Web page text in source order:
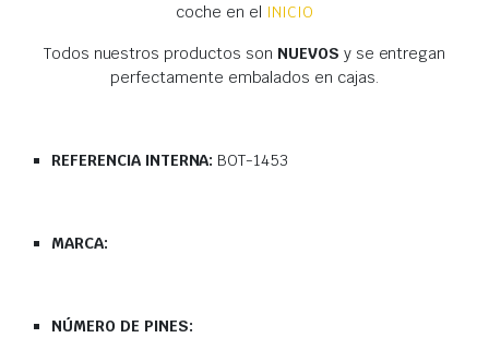
coche en el INICIO
Todos nuestros productos son NUEVOS y se entregan
perfectamente embalados en cajas.
REFERENCIA INTERNA: BOT-1453
MARCA:
NÚMERO DE PINES: